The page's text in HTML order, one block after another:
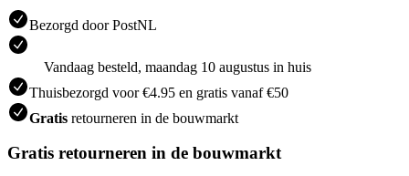
Bezorgd door PostNL
Vandaag besteld, maandag 10 augustus in huis
Thuisbezorgd voor €4.95 en gratis vanaf €50
Gratis retourneren in de bouwmarkt
Gratis retourneren in de bouwmarkt